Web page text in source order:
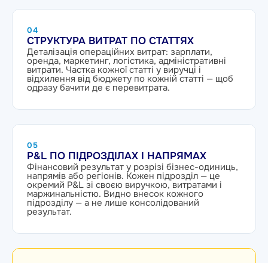
04
СТРУКТУРА ВИТРАТ ПО СТАТТЯХ
Деталізація операційних витрат: зарплати,
оренда, маркетинг, логістика, адміністративні
витрати. Частка кожної статті у виручці і
відхилення від бюджету по кожній статті — щоб
одразу бачити де є перевитрата.
05
P&L ПО ПІДРОЗДІЛАХ І НАПРЯМАХ
Фінансовий результат у розрізі бізнес-одиниць,
напрямів або регіонів. Кожен підрозділ — це
окремий P&L зі своєю виручкою, витратами і
маржинальністю. Видно внесок кожного
підрозділу — а не лише консолідований
результат.